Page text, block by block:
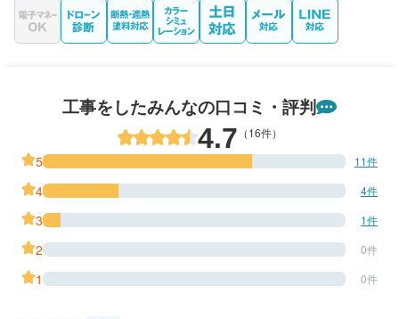
工事をしたみんなの口コミ・評判
4.7 （16件）
5 11件
4 4件
3 1件
2 0件
1 0件